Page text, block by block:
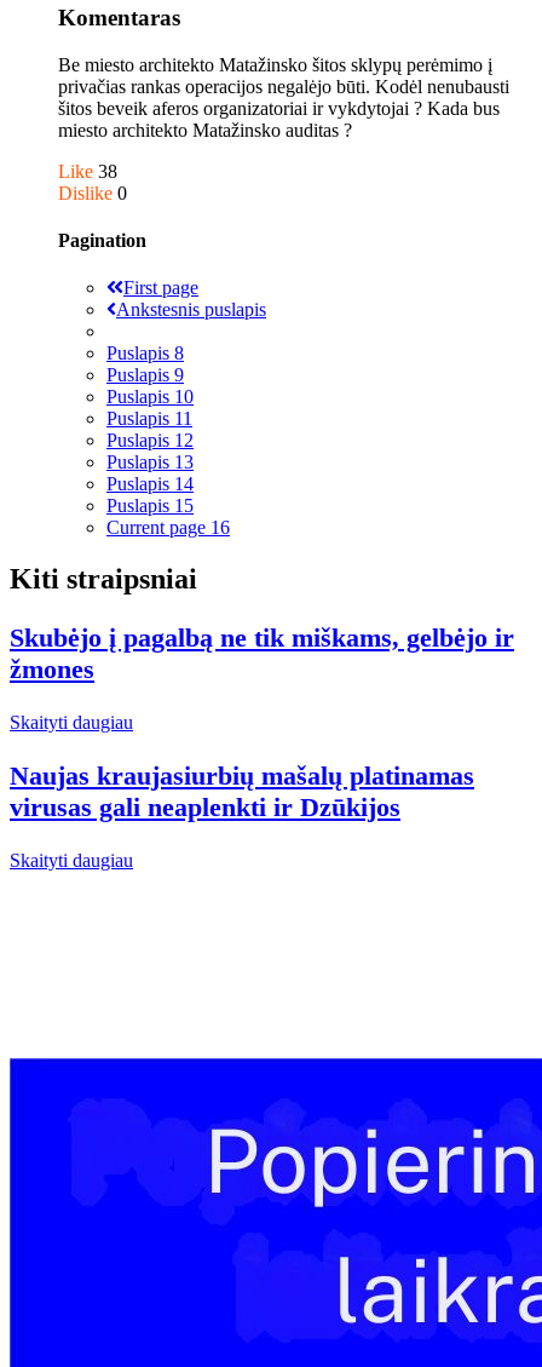
Komentaras
Be miesto architekto Matažinsko šitos sklypų perėmimo į
privačias rankas operacijos negalėjo būti. Kodėl nenubausti
šitos beveik aferos organizatoriai ir vykdytojai ? Kada bus
miesto architekto Matažinsko auditas ?
Like 38
Dislike 0
Pagination
First page
Ankstesnis puslapis
Puslapis 8
Puslapis 9
Puslapis 10
Puslapis 11
Puslapis 12
Puslapis 13
Puslapis 14
Puslapis 15
Current page 16
Kiti straipsniai
Skubėjo į pagalbą ne tik miškams, gelbėjo ir
žmones
Skaityti daugiau
Naujas kraujasiurbių mašalų platinamas
virusas gali neaplenkti ir Dzūkijos
Skaityti daugiau